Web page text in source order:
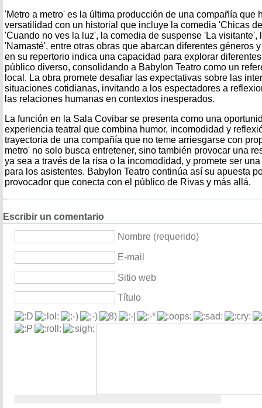
'Metro a metro' es la última producción de una compañía que
versatilidad con un historial que incluye la comedia 'Chicas
'Cuando no ves la luz', la comedia de suspense 'La visitante',
'Namasté', entre otras obras que abarcan diferentes géneros
en su repertorio indica una capacidad para explorar
público diverso, consolidando a Babylon Teatro como un
local. La obra promete desafiar las expectativas sobre las
situaciones cotidianas, invitando a los espectadores a
las relaciones humanas en contextos inesperados.
La función en la Sala Covibar se presenta como una
experiencia teatral que combina humor, incomodidad y
trayectoria de una compañía que no teme arriesgarse con
metro' no solo busca entretener, sino también provocar una
ya sea a través de la risa o la incomodidad, y promete ser
para los asistentes. Babylon Teatro continúa así su apuesta
provocador que conecta con el público de Rivas y más allá.
Escribir un comentario
Nombre (requerido)
E-mail
Sitio web
Título